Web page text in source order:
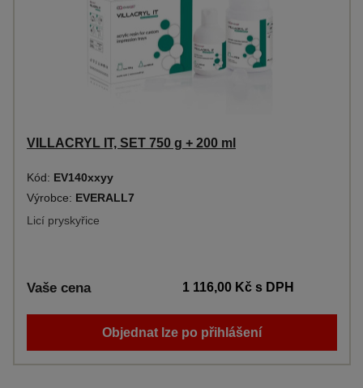
VILLACRYL IT, SET 750 g + 200 ml
Kód: EV140xxyy
Výrobce: EVERALL7
Licí pryskyřice
Vaše cena 1 116,00 Kčs DPH
Objednat lze po přihlášení